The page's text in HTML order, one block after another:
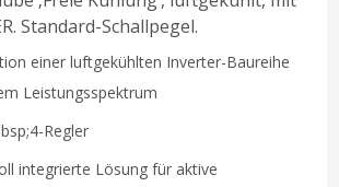
Standard-Schallpegel.
einer luftgekühlten Inverter-Baureihe
Leistungsspektrum
Regler
integrierte Lösung für aktive